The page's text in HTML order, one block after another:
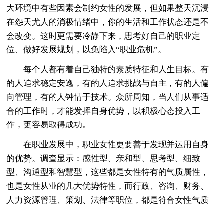
大环境中有些因素会制约女性的发展，但如果整天沉浸
在怨天尤人的消极情绪中，你的生活和工作状态还是不
会改变。这时更需要冷静下来，思考好自己的职业定
位、做好发展规划，以免陷入“职业危机”。
每个人都有着自己独特的素质特征和人生目标。有
的人追求稳定安逸，有的人追求挑战与自主，有的人偏
向管理，有的人钟情于技术。众所周知，当人们从事适
合的工作时，才能发挥自身优势，以积极心态投入工
作，更容易取得成功。
在职业发展中，职业女性更要善于发现并运用自身
的优势。调查显示：感性型、亲和型、思考型、细致
型、沟通型和智慧型，这些都是女性特有的气质属性，
也是女性从业的几大优势特性，而行政、咨询、财务、
人力资源管理、策划、法律等职位，都是符合女性气质